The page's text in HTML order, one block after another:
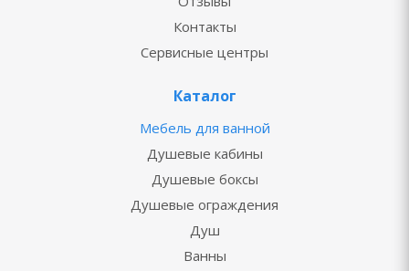
Контакты
Сервисные центры
Каталог
Мебель для ванной
Душевые кабины
Душевые боксы
Душевые ограждения
Душ
Ванны